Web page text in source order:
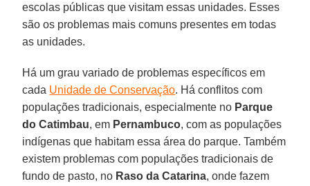
escolas públicas que visitam essas unidades. Esses
são os problemas mais comuns presentes em todas
as unidades.
Há um grau variado de problemas específicos em
cada Unidade de Conservação. Há conflitos com
populações tradicionais, especialmente no Parque
do Catimbau, em Pernambuco, com as populações
indígenas que habitam essa área do parque. Também
existem problemas com populações tradicionais de
fundo de pasto, no Raso da Catarina, onde fazem